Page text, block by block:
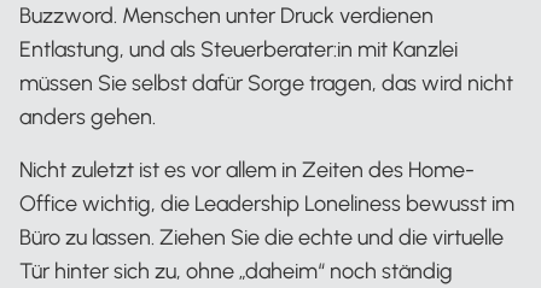
Buzzword. Menschen unter Druck verdienen
Entlastung, und als Steuerberater:in mit Kanzlei
müssen Sie selbst dafür Sorge tragen, das wird nicht
anders gehen.
Nicht zuletzt ist es vor allem in Zeiten des Home-
Office wichtig, die Leadership Loneliness bewusst im
Büro zu lassen. Ziehen Sie die echte und die virtuelle
Tür hinter sich zu, ohne „daheim“ noch ständig